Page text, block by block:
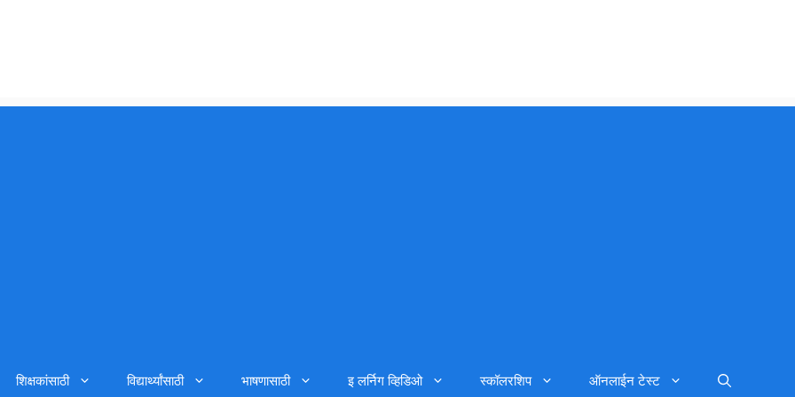
शिक्षकांसाठी विद्यार्थ्यांसाठी भाषणासाठी इ लर्निग व्हिडिओ स्कॉलरशिप ऑनलाईन टेस्ट